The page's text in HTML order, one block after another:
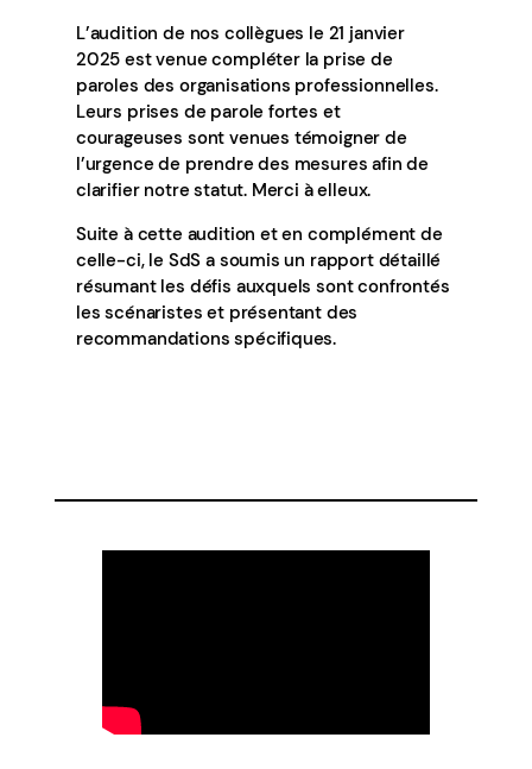
L’audition de nos collègues le 21 janvier
2025 est venue compléter la prise de
paroles des organisations professionnelles.
Leurs prises de parole fortes et
courageuses sont venues témoigner de
l’urgence de prendre des mesures afin de
clarifier notre statut. Merci à elleux.
Suite à cette audition et en complément de
celle-ci, le SdS a soumis un rapport détaillé
résumant les défis auxquels sont confrontés
les scénaristes et présentant des
recommandations spécifiques.